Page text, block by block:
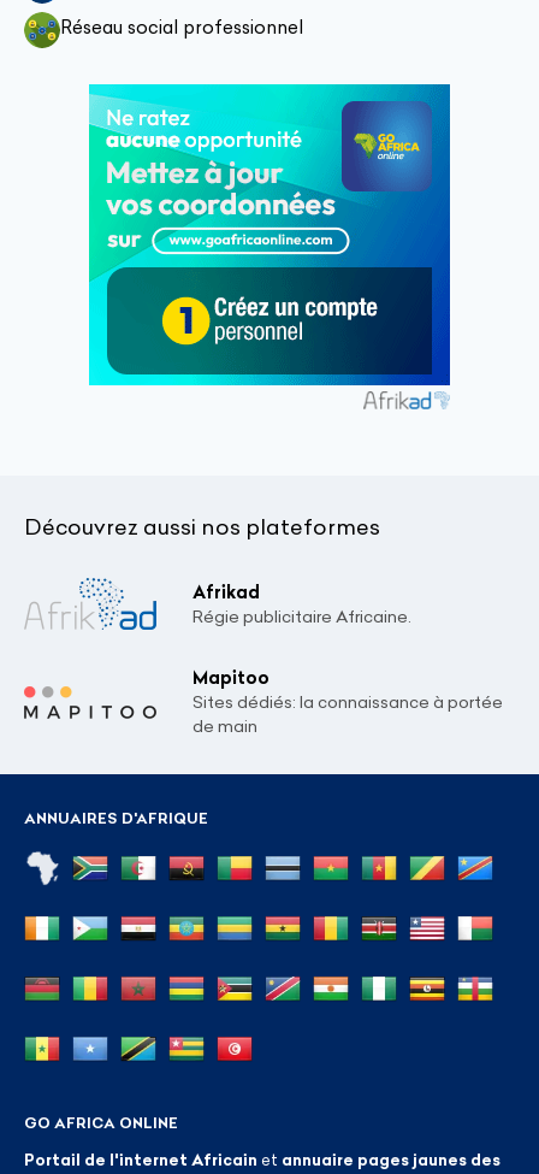
Réseau social professionnel
Découvrez aussi nos plateformes
Afrikad
Régie publicitaire Africaine.
Mapitoo
Sites dédiés: la connaissance à portée
de main
ANNUAIRES D'AFRIQUE
GO AFRICA ONLINE
Portail de l'internet Africain et annuaire pages jaunes des